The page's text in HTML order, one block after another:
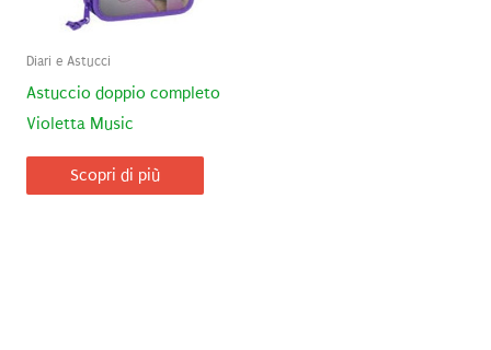
Diari e Astucci
Astuccio doppio completo
Violetta Music
Scopri di più